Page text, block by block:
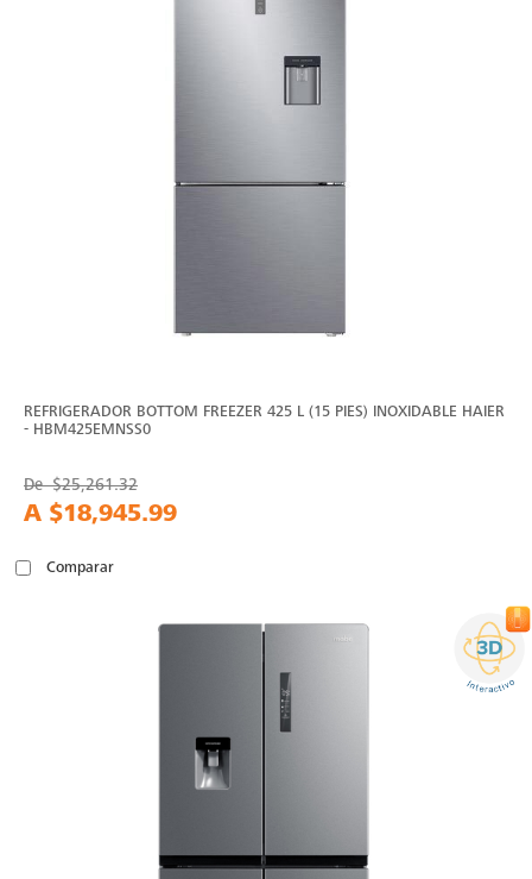
REFRIGERADOR BOTTOM FREEZER 425 L (15 PIES) INOXIDABLE HAIER
- HBM425EMNSS0
De$25,261.32
A $18,945.99
Comparar